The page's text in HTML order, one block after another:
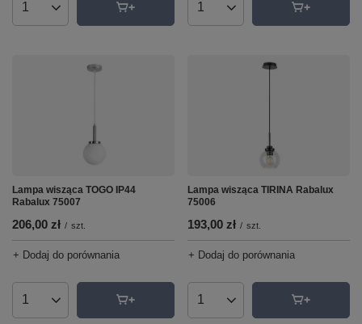
Ilość produktów Ilość produktów
Lampa wisząca TOGO IP44
Rabalux 75007
206,00 zł / szt.
+ Dodaj do porównania
Ilość produktów
Lampa wisząca TIRINA Rabalux
75006
193,00 zł / szt.
+ Dodaj do porównania
Ilość produktów